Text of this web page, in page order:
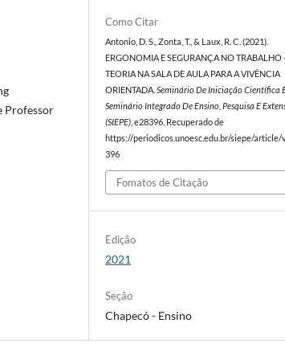
Professor
Como Citar
Antonio, D. S., Zonta, T., & Laux, R. C. (2021).
ERGONOMIA E SEGURANÇA NO TRABALHO
TEORIA NA SALA DE AULA PARA A VIVÊNCIA
ORIENTADA.Seminário De Iniciação Científica
Seminário Integrado De Ensino, Pesquisa E
(SIEPE) , e28396. Recuperado de
https://periodicos.unoesc.edu.br/siepe/
396
Fomatos de Citação
Edição
2021
Seção
Chapecó - Ensino